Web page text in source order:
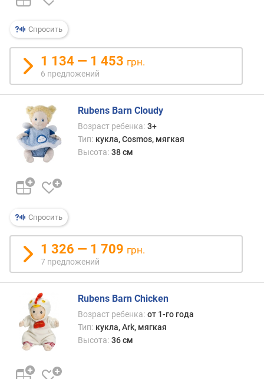
Спросить
1 134 — 1 453 грн.
6 предложений
Спросить
Rubens Barn Cloudy
Возраст ребенка: 3+
Тип: кукла, Cosmos, мягкая
Высота: 38 см
1 326 — 1 709 грн.
7 предложений
Rubens Barn Chicken
Возраст ребенка: от 1-го года
Тип: кукла, Ark, мягкая
Высота: 36 см